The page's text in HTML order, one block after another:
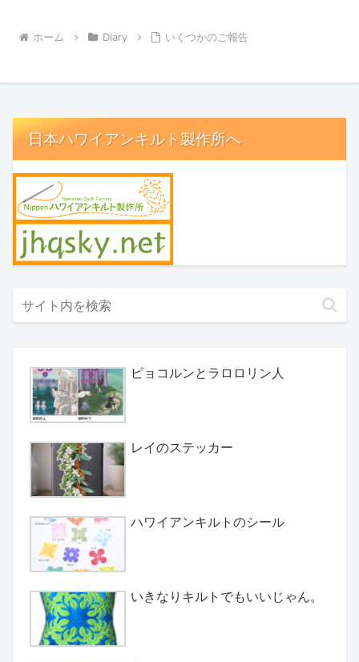
ホーム Diary いくつかのご報告
日本ハワイアンキルト製作所へ
ピョコルンとラロロリン人
レイのステッカー
ハワイアンキルトのシール
いきなりキルトでもいいじゃん。